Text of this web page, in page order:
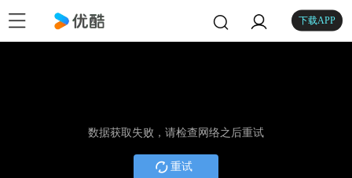
下载APP
数据获取失败，请检查网络之后重试
重试